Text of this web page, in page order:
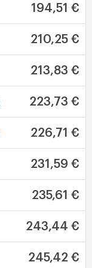
194,51 €
210,25 €
213,83 €
223,73 €
226,71 €
231,59 €
235,61 €
243,44 €
245,42 €